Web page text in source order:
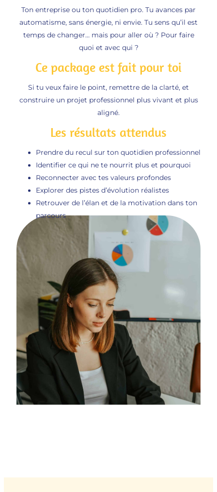
Ton entreprise ou ton quotidien pro. Tu avances par
automatisme, sans énergie, ni envie. Tu sens qu’il est
temps de changer… mais pour aller où ? Pour faire
quoi et avec qui ?
Ce package est fait pour toi
Si tu veux faire le point, remettre de la clarté, et
construire un projet professionnel plus vivant et plus
aligné.
Les résultats attendus
Prendre du recul sur ton quotidien professionnel
Identifier ce qui ne te nourrit plus et pourquoi
Reconnecter avec tes valeurs profondes
Explorer des pistes d’évolution réalistes
Retrouver de l’élan et de la motivation dans ton
parcours